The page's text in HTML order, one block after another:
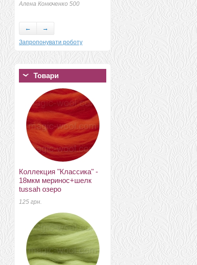
Алена Конюченко 500 Сидык Арина
← →
Запропонувати роботу
Товари
Коллекция "Классика" -
18мкм меринос+шелк
tussah озеро
125 грн.
муліне для вишивання
№23 бововна
8 грн.